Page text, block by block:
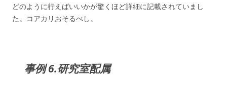
どのように行えばいいかが驚くほど詳細に記載されていまし
た。コアカリおそるべし。
事例 6.研究室配属